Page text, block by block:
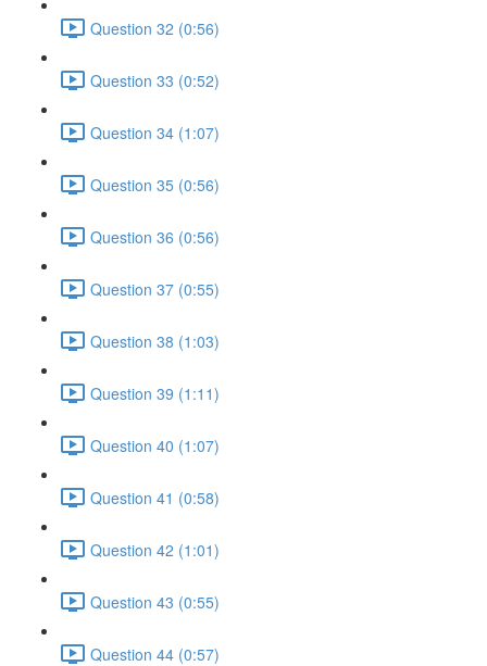
Question 32 (0:56)
Question 33 (0:52)
Question 34 (1:07)
Question 35 (0:56)
Question 36 (0:56)
Question 37 (0:55)
Question 38 (1:03)
Question 39 (1:11)
Question 40 (1:07)
Question 41 (0:58)
Question 42 (1:01)
Question 43 (0:55)
Question 44 (0:57)